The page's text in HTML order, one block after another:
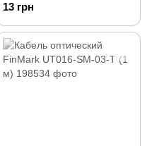
13 грн